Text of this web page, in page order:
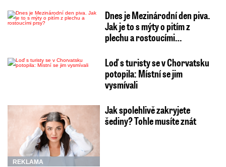
Dnes je Mezinárodní den piva.
Jak je to s mýty o pitím z
plechu a rostoucími…
Loď s turisty se v Chorvatsku
potopila: Místní se jim
vysmívali
REKLAMA
Jak spolehlivě zakryjete
šediny? Tohle musíte znát